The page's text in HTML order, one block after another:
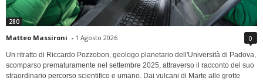
280
Matteo Massironi - 1 Agosto 2026 0
Un ritratto di Riccardo Pozzobon, geologo planetario dell'Università di Padova,
scomparso prematuramente nel settembre 2025, attraverso il racconto del suo
straordinario percorso scientifico e umano. Dai vulcani di Marte alle grotte